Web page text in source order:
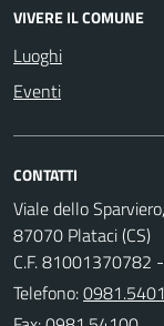
VIVERE IL COMUNE
Luoghi
Eventi
CONTATTI
Viale dello
87070 Plataci (CS)
C.F. 81001370782
Telefono: